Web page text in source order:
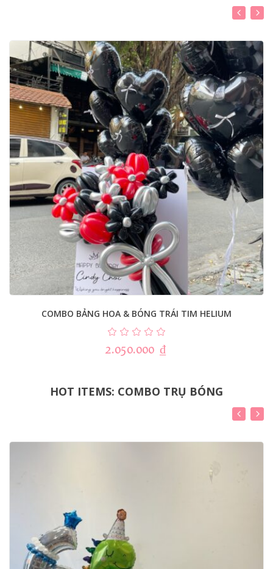
COMBO BẢNG HOA & BÓNG TRÁI TIM HELIUM
2.050.000 ₫
HOT ITEMS: COMBO TRỤ BÓNG